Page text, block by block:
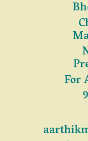
For